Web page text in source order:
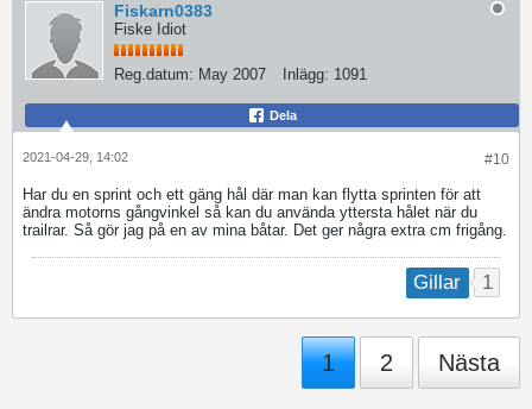
Fiskarn0383
Fiske Idiot
Reg.datum: May 2007 Inlägg: 1091
Dela
#10
2021-04-29, 14:02
Har du en sprint och ett gäng hål där man kan flytta sprinten för att
ändra motorns gångvinkel så kan du använda yttersta hålet när du
trailrar. Så gör jag på en av mina båtar. Det ger några extra cm frigång.
Gillar 1
1 2 Nästa